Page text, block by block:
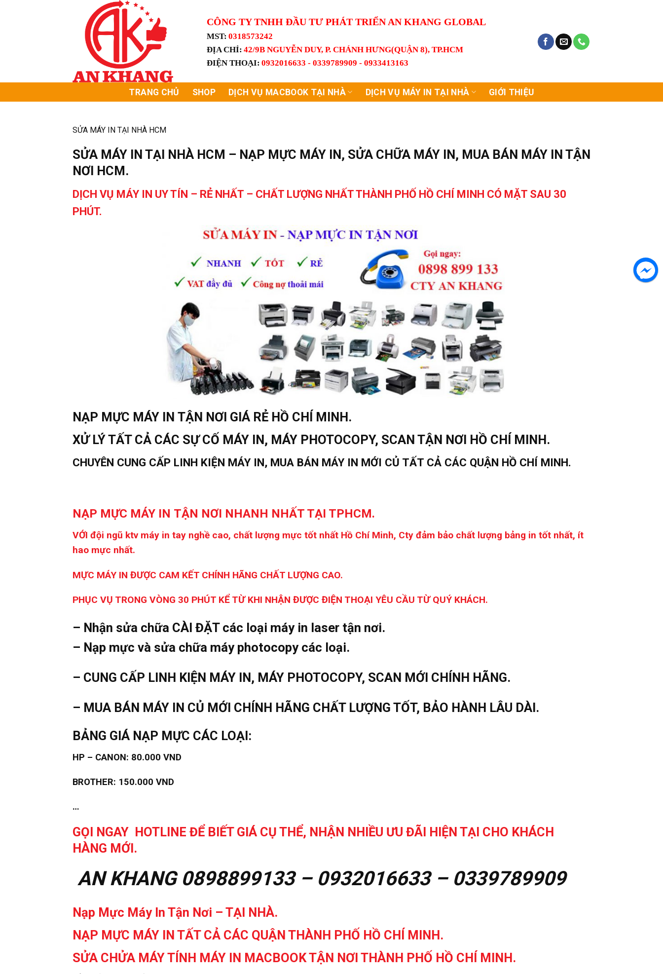
CÔNG TY TNHH ĐẦU TƯ PHÁT TRIỂN AN KHANG GLOBAL
MST: 0318573242
ĐỊA CHỈ: 42/9B NGUYỄN DUY, P. CHÁNH HƯNG(QUẬN 8), TP.HCM
ĐIỆN THOẠI: 0932016633 - 0339789909 - 0933413163
TRANG CHỦ SHOP DỊCH VỤ MACBOOK TẠI NHÀ DỊCH VỤ MÁY IN TẠI NHÀ GIỚI THIỆU
SỬA MÁY IN TẠI NHÀ HCM
SỬA MÁY IN TẠI NHÀ HCM – NẠP MỰC MÁY IN, SỬA CHỮA MÁY IN, MUA BÁN MÁY IN TẬN
NƠI HCM.
DỊCH VỤ MÁY IN UY TÍN – RẺ NHẤT – CHẤT LƯỢNG NHẤT THÀNH PHỐ HỒ CHÍ MINH CÓ MẶT SAU 30
PHÚT.
NẠP MỰC MÁY IN TẬN NƠI GIÁ RẺ HỒ CHÍ MINH.
XỬ LÝ TẤT CẢ CÁC SỰ CỐ MÁY IN, MÁY PHOTOCOPY, SCAN TẬN NƠI HỒ CHÍ MINH.
CHUYÊN CUNG CẤP LINH KIỆN MÁY IN, MUA BÁN MÁY IN MỚI CỦ TẤT CẢ CÁC QUẬN HỒ CHÍ MINH.
NẠP MỰC MÁY IN TẬN NƠI NHANH NHẤT TẠI TPHCM.
VỚI đội ngũ ktv máy in tay nghề cao, chất lượng mực tốt nhất Hồ Chí Minh, Cty đảm bảo chất lượng bảng in tốt nhất, ít
hao mực nhất.
MỰC MÁY IN ĐƯỢC CAM KẾT CHÍNH HÃNG CHẤT LƯỢNG CAO.
PHỤC VỤ TRONG VÒNG 30 PHÚT KỂ TỪ KHI NHẬN ĐƯỢC ĐIỆN THOẠI YÊU CẦU TỪ QUÝ KHÁCH.
– Nhận sửa chữa CÀI ĐẶT các loại máy in laser tận nơi.
– Nạp mực và sửa chữa máy photocopy các loại.
– CUNG CẤP LINH KIỆN MÁY IN, MÁY PHOTOCOPY, SCAN MỚI CHÍNH HÃNG.
– MUA BÁN MÁY IN CỦ MỚI CHÍNH HÃNG CHẤT LƯỢNG TỐT, BẢO HÀNH LÂU DÀI.
BẢNG GIÁ NẠP MỰC CÁC LOẠI:
HP – CANON: 80.000 VND
BROTHER: 150.000 VND
…
GỌI NGAY HOTLINE ĐỂ BIẾT GIÁ CỤ THỂ, NHẬN NHIỀU ƯU ĐÃI HIỆN TẠI CHO KHÁCH
HÀNG MỚI.
AN KHANG 0898899133 – 0932016633 – 0339789909
Nạp Mực Máy In Tận Nơi – TẠI NHÀ.
NẠP MỰC MÁY IN TẤT CẢ CÁC QUẬN THÀNH PHỐ HỒ CHÍ MINH.
SỬA CHỬA MÁY TÍNH MÁY IN MACBOOK TẬN NƠI THÀNH PHỐ HỒ CHÍ MINH.